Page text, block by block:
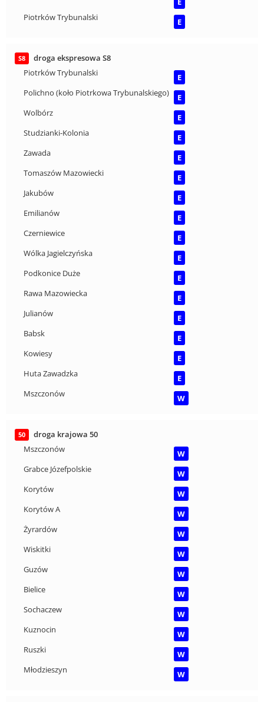
Piotrków Trybunalski
E
S8
droga ekspresowa S8
Piotrków Trybunalski
E
Polichno (koło Piotrkowa Trybunalskiego)
E
Wolbórz
E
Studzianki-Kolonia
E
Zawada
E
Tomaszów Mazowiecki
E
Jakubów
E
Emilianów
E
Czerniewice
E
Wólka Jagielczyńska
E
Podkonice Duże
E
Rawa Mazowiecka
E
Julianów
E
Babsk
E
Kowiesy
E
Huta Zawadzka
E
Mszczonów
W
50
droga krajowa 50
Mszczonów
W
Grabce Józefpolskie
W
Korytów
W
Korytów A
W
Żyrardów
W
Wiskitki
W
Guzów
W
Bielice
W
Sochaczew
W
Kuznocin
W
Ruszki
W
Młodzieszyn
W